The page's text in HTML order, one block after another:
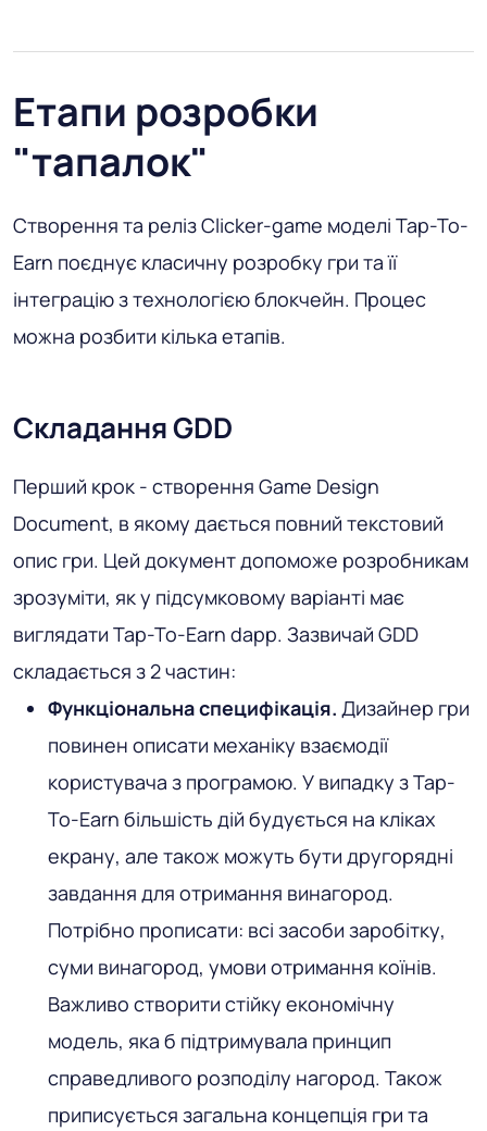
Етапи розробки
"тапалок"
Створення та реліз Clicker-game моделі Tap-To-
Earn поєднує класичну розробку гри та її
інтеграцію з технологією блокчейн. Процес
можна розбити кілька етапів.
Складання GDD
Перший крок - створення Game Design
Document, в якому дається повний текстовий
опис гри. Цей документ допоможе розробникам
зрозуміти, як у підсумковому варіанті має
виглядати Tap-To-Earn dapp. Зазвичай GDD
складається з 2 частин:
Функціональна специфікація. Дизайнер гри
повинен описати механіку взаємодії
користувача з програмою. У випадку з Tap-
To-Earn більшість дій будується на кліках
екрану, але також можуть бути другорядні
завдання для отримання винагород.
Потрібно прописати: всі засоби заробітку,
суми винагород, умови отримання коїнів.
Важливо створити стійку економічну
модель, яка б підтримувала принцип
справедливого розподілу нагород. Також
приписується загальна концепція гри та